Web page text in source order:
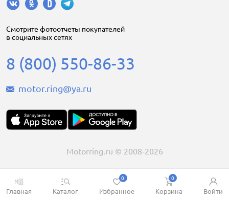
Главная Каталог Избранное
0
Корзина
0
Войти
Cмотрите фотоотчеты покупателей
в социальных сетях
8 (800) 550-86-33
motor.ring@ya.ru
Motorring.ru © 2008-2026